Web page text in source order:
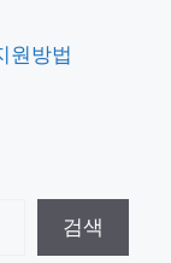
원방법
검색